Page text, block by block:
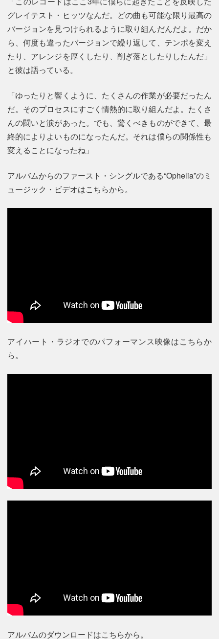
グレイテスト・ヒッツなんだ。どの曲も可能な限り最高の
バージョンを見つけられるように取り組んだんだよ。だか
ら、何度も違ったバージョンで繰り返して、テンポを変え
たり、アレンジを厚くしたり、削ぎ落としたりしたんだ」
と彼は語っている。
「ゆったりと響くように、たくさんの作業が必要だったん
だ。そのプロセスにすごく情熱的に取り組んだよ。たくさ
んの闘いと涙があった。でも、驚くべきものができて、最
終的によりよいものになったんだ。それは僕らの関係性も
変えることになったね」
アルバムからのファースト・シングルである“Ophelia”のミ
ュージック・ビデオはこちらから。
アイハート・ラジオでのパフォーマンス映像はこちらか
ら。
アルバムのダウンロードはこちらから。